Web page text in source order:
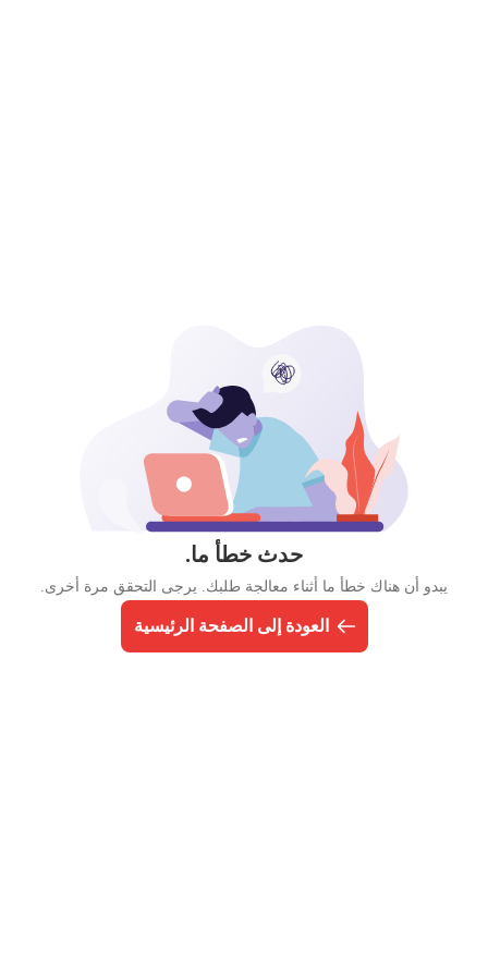
حدث خطأ ما.
يبدو أن هناك خطأ ما أثناء معالجة طلبك. يرجى التحقق مرة أخرى.
العودة إلى الصفحة الرئيسية